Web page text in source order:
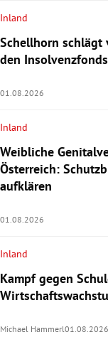
Inland
Schellhorn schlägt
den
01.08.2026
Inland
Weibliche
Österreich:
aufklären
01.08.2026
Inland
Kampf gegen
Michael Hammerl01.08.2026